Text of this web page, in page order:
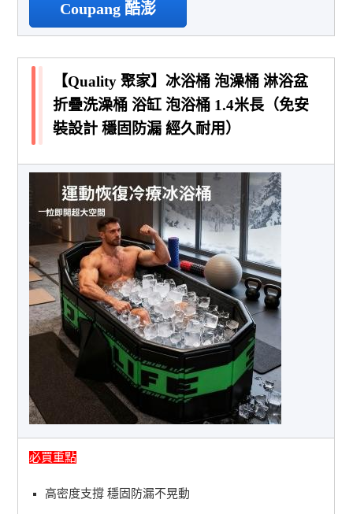
Coupang 酷澎
【Quality 聚家】冰浴桶 泡澡桶 淋浴盆
折疊洗澡桶 浴缸 泡浴桶 1.4米長（免安
裝設計 穩固防漏 經久耐用）
必買重點
高密度支撐 穩固防漏不晃動